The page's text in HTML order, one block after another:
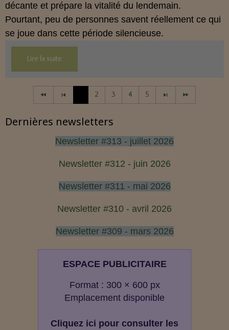
décante et prépare la vitalité du lendemain.
Pourtant, peu de personnes savent réellement ce qui
se joue dans cette période silencieuse.
Lire la suite
2 3 4 5
Dernières newsletters
Newsletter #313 - juillet 2026
Newsletter #312 - juin 2026
Newsletter #311 - mai 2026
Newsletter #310 - avril 2026
Newsletter #309 - mars 2026
ESPACE PUBLICITAIRE
Format : 300 × 600 px
Emplacement disponible
Cliquez ici pour consulter les